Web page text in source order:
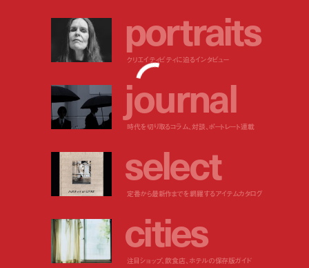
portraits
クリエイティビティに迫るインタビュー
journal
時代を切り取るコラム、対談、ポートレート連載
select
定番から最新作までを網羅するアイテムカタログ
cities
注目ショップ、飲食店、ホテルの保存版ガイド